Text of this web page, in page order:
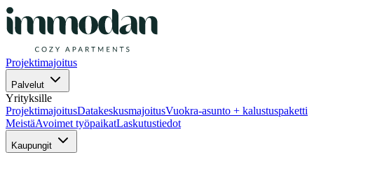
Projektimajoitus
Palvelut
Yrityksille
ProjektimajoitusDatakeskusmajoitusVuokra-asunto + kalustuspaketti
MeistäAvoimet työpaikatLaskutustiedot
Kaupungit